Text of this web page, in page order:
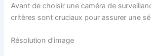
Avant de choisir une caméra de
critères sont cruciaux pour assurer une
Résolution d’image